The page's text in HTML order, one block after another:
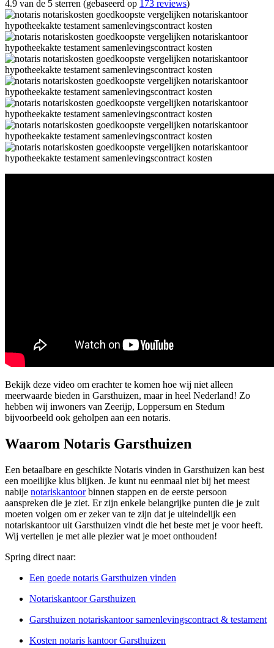
4.9 van de 5 sterren (gebaseerd op 173 reviews)
Bekijk deze video om erachter te komen hoe wij niet alleen
meerwaarde bieden in Garsthuizen, maar in heel Nederland! Zo
hebben wij inwoners van Zeerijp, Loppersum en Stedum
bijvoorbeeld ook geholpen aan een notaris.
Waarom Notaris Garsthuizen
Een betaalbare en geschikte Notaris vinden in Garsthuizen kan best
een moeilijke klus blijken. Je kunt nu eenmaal niet bij het meest
nabije notariskantoorbinnen stappen en de eerste persoon
aanspreken die je ziet. Er zijn enkele belangrijke punten die je zult
moeten volgen om er zeker van te zijn dat je uiteindelijk een
notariskantoor uit Garsthuizen vindt die het beste met je voor heeft.
Wij vertellen je met alle plezier wat je moet onthouden!
Spring direct naar:
Een goede notaris Garsthuizen vinden
Notariskantoor Garsthuizen
Garsthuizen notariskantoor samenlevingscontract & testament
Kosten notaris kantoor Garsthuizen